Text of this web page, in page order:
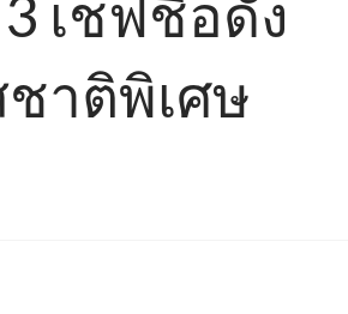
เชฟชื่อดัง
าติพิเศษ